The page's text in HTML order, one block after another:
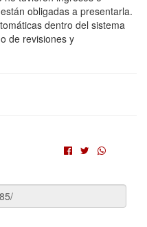
obligadas a presentarla.
dentro del sistema
de revisiones y